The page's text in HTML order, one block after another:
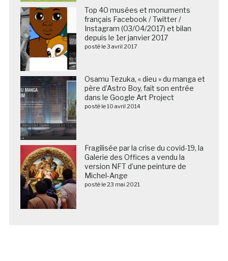
Top 40 musées et monuments
français Facebook / Twitter /
Instagram (03/04/2017) et bilan
depuis le 1er janvier 2017
posté le 3 avril 2017
Osamu Tezuka, « dieu » du manga et
père d’Astro Boy, fait son entrée
dans le Google Art Project
posté le 10 avril 2014
Fragilisée par la crise du covid-19, la
Galerie des Offices a vendu la
version NFT d’une peinture de
Michel-Ange
posté le 23 mai 2021